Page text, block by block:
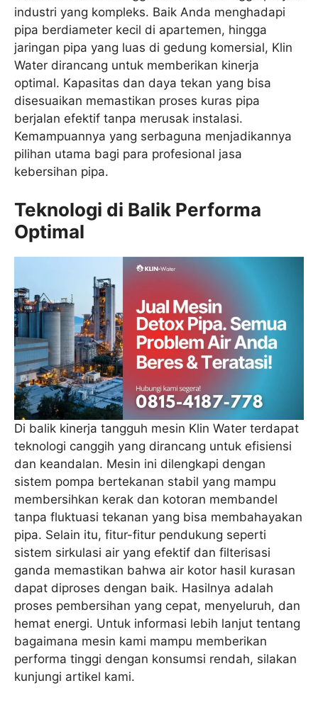
industri yang kompleks. Baik Anda menghadapi
pipa berdiameter kecil di apartemen, hingga
jaringan pipa yang luas di gedung komersial, Klin
Water dirancang untuk memberikan kinerja
optimal. Kapasitas dan daya tekan yang bisa
disesuaikan memastikan proses kuras pipa
berjalan efektif tanpa merusak instalasi.
Kemampuannya yang serbaguna menjadikannya
pilihan utama bagi para profesional jasa
kebersihan pipa.
Teknologi di Balik Performa
Optimal
Di balik kinerja tangguh mesin Klin Water terdapat
teknologi canggih yang dirancang untuk efisiensi
dan keandalan. Mesin ini dilengkapi dengan
sistem pompa bertekanan stabil yang mampu
membersihkan kerak dan kotoran membandel
tanpa fluktuasi tekanan yang bisa membahayakan
pipa. Selain itu, fitur-fitur pendukung seperti
sistem sirkulasi air yang efektif dan filterisasi
ganda memastikan bahwa air kotor hasil kurasan
dapat diproses dengan baik. Hasilnya adalah
proses pembersihan yang cepat, menyeluruh, dan
hemat energi. Untuk informasi lebih lanjut tentang
bagaimana mesin kami mampu memberikan
performa tinggi dengan konsumsi rendah, silakan
kunjungi artikel kami.